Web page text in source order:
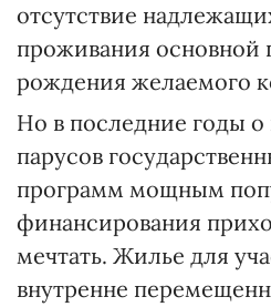
отсутствие
проживания основной
рождения желаемого
Но в последние годы
парусов
программ мощным
финансирования
мечтать. Жилье для
внутренне